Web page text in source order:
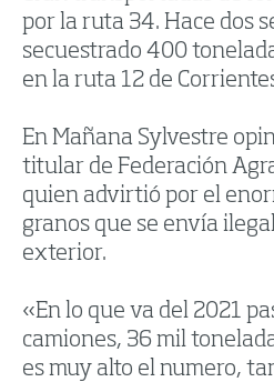
por la ruta 34. Hace dos
secuestrado 400
en la ruta 12 de
En Mañana Sylvestre
titular de Federación
quien advirtió por el
granos que se envía
exterior.
«En lo que va del 2021
camiones, 36 mil
es muy alto el numero,